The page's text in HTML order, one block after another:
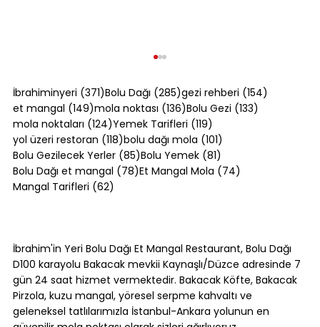
Karadeniz'in Batı Ucunda Ne Var?
İbrahiminyeri (371)371 yazı
Bolu Dağı (285)285 yazı
gezi rehberi (154)
et mangal (149)149 yazı
mola noktası (136)136 yazı
Bolu Gezi (133)
mola noktaları (124)124 yazı
Yemek Tarifleri (119)
yol üzeri restoran (118)118 yazı
bolu dağı mola (101)
Bolu Gezilecek Yerler (85)85 yazı
Bolu Yemek (81)
Bolu Dağı et mangal (78)78 yazı
Et Mangal Mola (74)
Mangal Tarifleri (62)
İbrahim'in Yeri Bolu Dağı Et Mangal Restaurant, Bolu Dağı
D100 karayolu Bakacak mevkii Kaynaşlı/Düzce adresinde 7
gün 24 saat hizmet vermektedir. Bakacak Köfte, Bakacak
Pirzola, kuzu mangal, yöresel serpme kahvaltı ve
geleneksel tatlılarımızla İstanbul-Ankara yolunun en